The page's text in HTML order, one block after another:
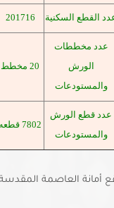
القطع السكنية 201716
عدد مخططات
الورش
والمستودعات
20 مخطط
عدد قطع الورش
والمستودعات
7802 قطعه
أمانة العاصمة